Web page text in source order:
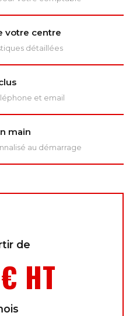
votre centre
détaillées
et email
main
au démarrage
de
HT